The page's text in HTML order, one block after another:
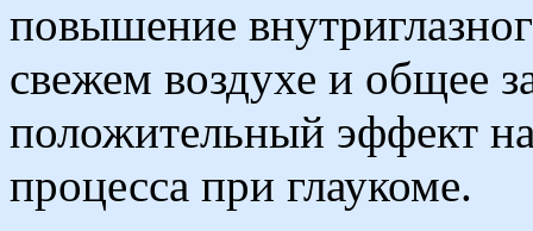
повышение
свежем воздухе и общее
положительный эффект
процесса при глаукоме.